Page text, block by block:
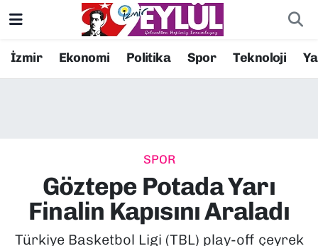
İzmir Ekonomi Politika Spor Teknoloji
SPOR
Göztepe Potada Yarı
Finalin Kapısını Araladı
Türkiye Basketbol Ligi (TBL) play-off çeyrek
Resmi İlanlar
EKONOMİ
KÜLTÜR SANAT
Konak Nöbetçi Eczaneler
Süper Lig Puan Durumu ve Fikstür
Tüm Manşetler
Son Dakika Haberleri